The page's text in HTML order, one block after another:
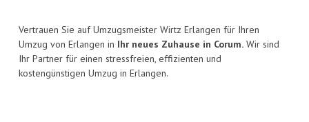
Vertrauen Sie auf Umzugsmeister Wirtz Erlangen für Ihren
Umzug von Erlangen in Ihr neues Zuhause in Corum. Wir sind
Ihr Partner für einen stressfreien, effizienten und
kostengünstigen Umzug in Erlangen.